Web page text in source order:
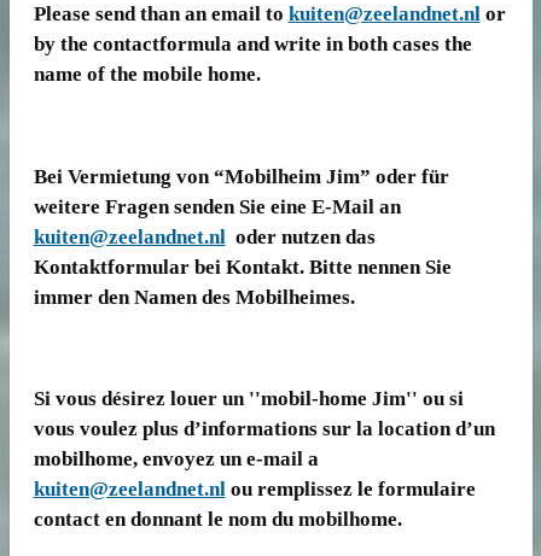
Please send than an email to kuiten@zeelandnet.nlor
by the contactformula and write in both cases the
name of the mobile home.
Bei Vermietung von “Mobilheim Jim” oder für
weitere Fragen senden Sie eine E-Mail an
kuiten@zeelandnet.nl oder nutzen das
Kontaktformular bei Kontakt. Bitte nennen Sie
immer den Namen des Mobilheimes.
Si vous désirez louer un ''mobil-home Jim'' ou si
vous voulez plus d’informations sur la location d’un
mobilhome, envoyez un e-mail a
kuiten@zeelandnet.nlou remplissez le formulaire
contact en donnant le nom du mobilhome.